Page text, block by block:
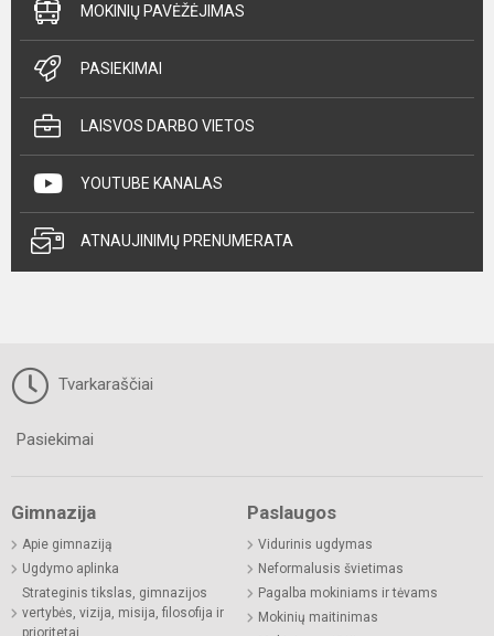
MOKINIŲ PAVĖŽĖJIMAS
PASIEKIMAI
LAISVOS DARBO VIETOS
YOUTUBE KANALAS
ATNAUJINIMŲ PRENUMERATA
Tvarkaraščiai
Pasiekimai
Gimnazija
Apie gimnaziją
Ugdymo aplinka
Strateginis tikslas, gimnazijos
vertybės, vizija, misija, filosofija ir
prioritetai
Paslaugos
Vidurinis ugdymas
Neformalusis švietimas
Pagalba mokiniams ir tėvams
Mokinių maitinimas